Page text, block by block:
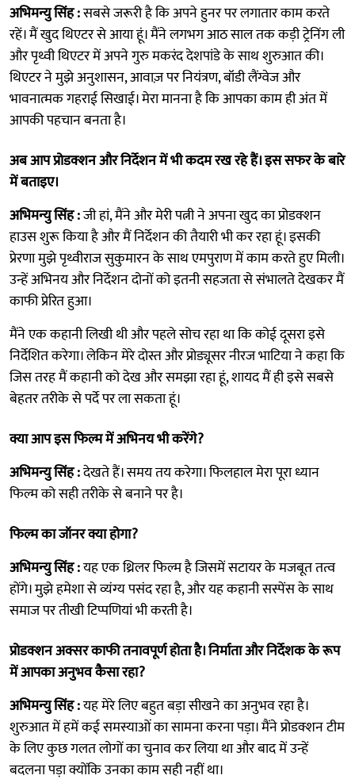
अभिमन्यु सिंह :सबसे जरूरी है कि अपने हुनर पर लगातार काम करते
रहें। मैं खुद थिएटर से आया हूं। मैंने लगभग आठ साल तक कड़ी ट्रेनिंग ली
और पृथ्वी थिएटर में अपने गुरु मकरंद देशपांडे के साथ शुरुआत की।
थिएटर ने मुझे अनुशासन, आवाज़ पर नियंत्रण, बॉडी लैंग्वेज और
भावनात्मक गहराई सिखाई। मेरा मानना है कि आपका काम ही अंत में
आपकी पहचान बनता है।
अब आप प्रोडक्शन और निर्देशन में भी कदम रख रहे हैं। इस सफर के बारे
में बताइए।
अभिमन्यु सिंह :जी हां, मैंने और मेरी पत्नी ने अपना खुद का प्रोडक्शन
हाउस शुरू किया है और मैं निर्देशन की तैयारी भी कर रहा हूं। इसकी
प्रेरणा मुझे पृथ्वीराज सुकुमारन के साथ एमपुराण में काम करते हुए मिली।
उन्हें अभिनय और निर्देशन दोनों को इतनी सहजता से संभालते देखकर मैं
काफी प्रेरित हुआ।
मैंने एक कहानी लिखी थी और पहले सोच रहा था कि कोई दूसरा इसे
निर्देशित करेगा। लेकिन मेरे दोस्त और प्रोड्यूसर नीरज भाटिया ने कहा कि
जिस तरह मैं कहानी को देख और समझा रहा हूं, शायद मैं ही इसे सबसे
बेहतर तरीके से पर्दे पर ला सकता हूं।
क्या आप इस फिल्म में अभिनय भी करेंगे?
अभिमन्यु सिंह :देखते हैं। समय तय करेगा। फिलहाल मेरा पूरा ध्यान
फिल्म को सही तरीके से बनाने पर है।
फिल्म का जॉनर क्या होगा?
अभिमन्यु सिंह :यह एक थ्रिलर फिल्म है जिसमें सटायर के मजबूत तत्व
होंगे। मुझे हमेशा से व्यंग्य पसंद रहा है, और यह कहानी सस्पेंस के साथ
समाज पर तीखी टिप्पणियां भी करती है।
प्रोडक्शन अक्सर काफी तनावपूर्ण होता है। निर्माता और निर्देशक के रूप
में आपका अनुभव कैसा रहा?
अभिमन्यु सिंह :यह मेरे लिए बहुत बड़ा सीखने का अनुभव रहा है।
शुरुआत में हमें कई समस्याओं का सामना करना पड़ा। मैंने प्रोडक्शन टीम
के लिए कुछ गलत लोगों का चुनाव कर लिया था और बाद में उन्हें
बदलना पड़ा क्योंकि उनका काम सही नहीं था।